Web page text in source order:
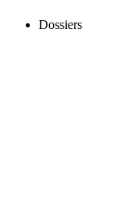
Dossiers